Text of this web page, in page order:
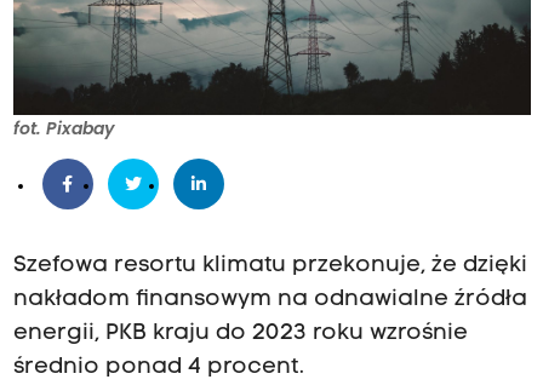
fot. Pixabay
Szefowa resortu klimatu przekonuje, że dzięki
nakładom finansowym na odnawialne źródła
energii, PKB kraju do 2023 roku wzrośnie
średnio ponad 4 procent.